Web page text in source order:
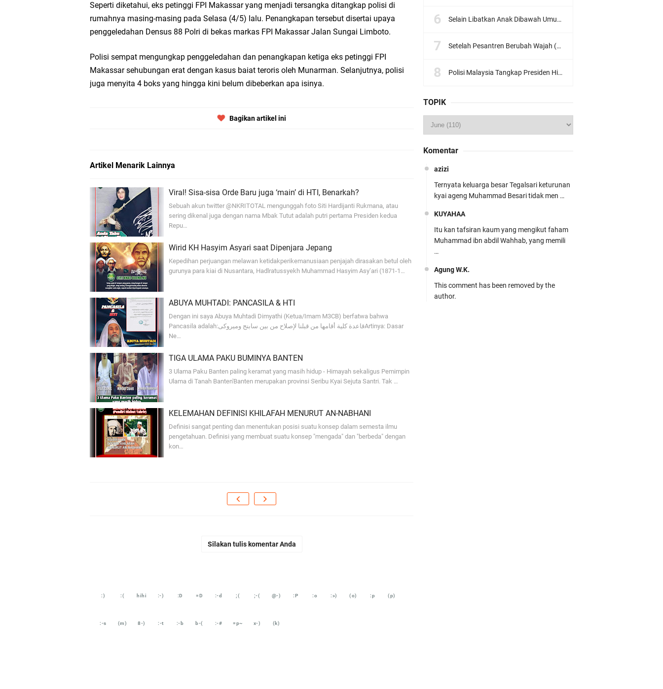
Seperti diketahui, eks petinggi FPI Makassar yang menjadi tersangka ditangkap polisi di
rumahnya masing-masing pada Selasa (4/5) lalu. Penangkapan tersebut disertai upaya
penggeledahan Densus 88 Polri di bekas markas FPI Makassar Jalan Sungai Limboto.
Polisi sempat mengungkap penggeledahan dan penangkapan ketiga eks petinggi FPI
Makassar sehubungan erat dengan kasus baiat teroris oleh Munarman. Selanjutnya, polisi
juga menyita 4 boks yang hingga kini belum dibeberkan apa isinya.
Bagikan artikel ini
Artikel Menarik Lainnya
Viral! Sisa-sisa Orde Baru juga ‘main’ di HTI, Benarkah?
Sebuah akun twitter @NKRITOTAL mengunggah foto Siti Hardijanti Rukmana, atau
sering dikenal juga dengan nama Mbak Tutut adalah putri pertama Presiden kedua
Repu…
Wirid KH Hasyim Asyari saat Dipenjara Jepang
Kepedihan perjuangan melawan ketidakperikemanusiaan penjajah dirasakan betul oleh
gurunya para kiai di Nusantara, Hadlratussyekh Muhammad Hasyim Asy’ari (1871-1…
ABUYA MUHTADI: PANCASILA & HTI
Dengan ini saya Abuya Muhtadi Dimyathi (Ketua/Imam M3CB) berfatwa bahwa
Pancasila adalah:قاعدة كلية أقامها من قبلنا لإصلاح من بين سابنج وميروكىArtinya: Dasar
Ne…
TIGA ULAMA PAKU BUMINYA BANTEN
3 Ulama Paku Banten paling keramat yang masih hidup - Himayah sekaligus Pemimpin
Ulama di Tanah Banten'Banten merupakan provinsi Seribu Kyai Sejuta Santri. Tak …
KELEMAHAN DEFINISI KHILAFAH MENURUT AN-NABHANI
Definisi sangat penting dan menentukan posisi suatu konsep dalam semesta ilmu
pengetahuan. Definisi yang membuat suatu konsep "mengada" dan "berbeda" dengan
kon…
Silakan tulis komentar Anda
:) :( hihi :-) :D =D :-d ;( ;-( @-) :P :o :>) (o) :p (p)
:-s (m) 8-) :-t :-b b-( :-# =p~ x-) (k)
Selain Libatkan Anak Dibawah Umur, Aksi Ganyang Komunis Jadi Sorotan Karena Ada Narasi Halal Sembelih Orang
Setelah Pesantren Berubah Wajah (Dari NU Ke Wahabi)
Polisi Malaysia Tangkap Presiden Hizbut Tahrir Saat Konferensi Pers
TOPIK
Komentar
azizi
Ternyata keluarga besar Tegalsari keturunan
kyai ageng Muhammad Besari tidak men …
KUYAHAA
Itu kan tafsiran kaum yang mengikut faham
Muhammad ibn abdil Wahhab, yang memili
…
Agung W.K.
This comment has been removed by the
author.